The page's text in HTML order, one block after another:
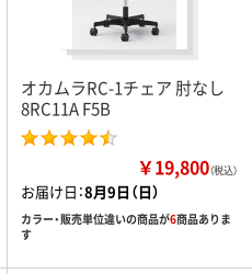
オカムラRC-1チェア 肘なし
8RC11A F5B
￥19,800（税込）
お届け日：8月9日（日）
カラー・販売単位違いの商品が6商品ありま
す